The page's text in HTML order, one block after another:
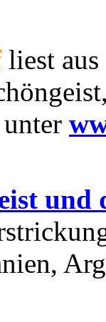
liest
und